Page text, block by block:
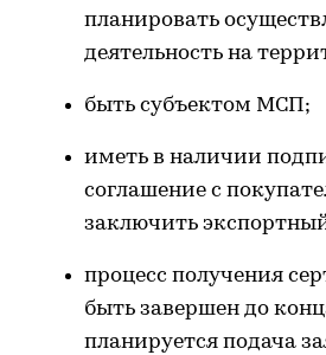
планировать
деятельность на
быть субъектом МСП;
иметь в наличии
соглашение с
заключить
процесс получения
быть завершен до
планируется подача